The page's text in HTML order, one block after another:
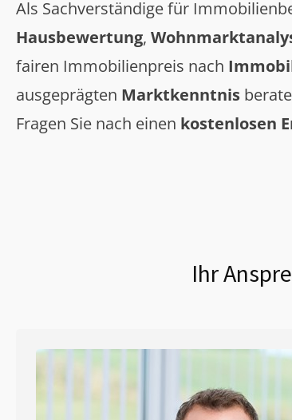
Als Sachverständige für
Hausbewertung,
fairen Immobilienpreis nach
ausgeprägten Marktkenntnis
Fragen Sie nach einen kostenlosen
Ihr